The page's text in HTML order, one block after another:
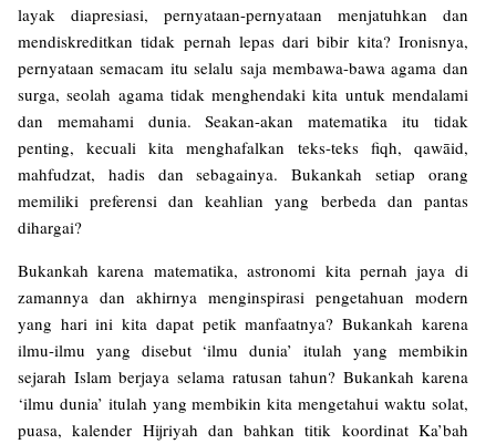
layak diapresiasi, pernyataan-pernyataan menjatuhkan dan
mendiskreditkan tidak pernah lepas dari bibir kita? Ironisnya,
pernyataan semacam itu selalu saja membawa-bawa agama dan
surga, seolah agama tidak menghendaki kita untuk mendalami
dan memahami dunia. Seakan-akan matematika itu tidak
penting, kecuali kita menghafalkan teks-teks fiqh, qawāid,
mahfudzat, hadis dan sebagainya. Bukankah setiap orang
memiliki preferensi dan keahlian yang berbeda dan pantas
dihargai?
Bukankah karena matematika, astronomi kita pernah jaya di
zamannya dan akhirnya menginspirasi pengetahuan modern
yang hari ini kita dapat petik manfaatnya? Bukankah karena
ilmu-ilmu yang disebut ‘ilmu dunia’ itulah yang membikin
sejarah Islam berjaya selama ratusan tahun? Bukankah karena
‘ilmu dunia’ itulah yang membikin kita mengetahui waktu solat,
puasa, kalender Hijriyah dan bahkan titik koordinat Ka’bah